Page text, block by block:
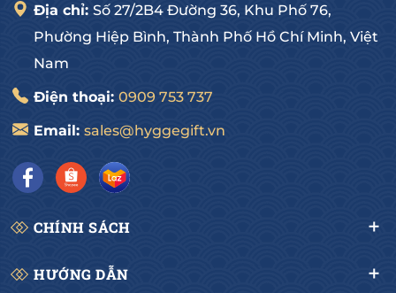
Địa chỉ: Số 27/2B4 Đường 36, Khu Phố 76,
Phường Hiệp Bình, Thành Phố Hồ Chí Minh, Việt
Nam
Điện thoại: 0909 753 737
Email: sales@hyggegift.vn
CHÍNH SÁCH
HƯỚNG DẪN